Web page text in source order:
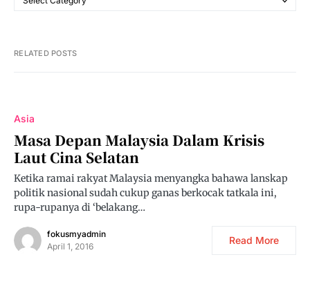
RELATED POSTS
Asia
Masa Depan Malaysia Dalam Krisis
Laut Cina Selatan
Ketika ramai rakyat Malaysia menyangka bahawa lanskap
politik nasional sudah cukup ganas berkocak tatkala ini,
rupa-rupanya di ‘belakang…
fokusmyadmin
April 1, 2016
Read More